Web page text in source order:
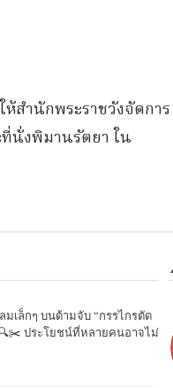
ห้สำนักพระราชวังจัดการ
นั่งพิมานรัตยา ใน
มเล็กๆ บนด้ามจับ “กรรไกรตัด
🔍✂️ ประโยชน์ที่หลายคนอาจไม่